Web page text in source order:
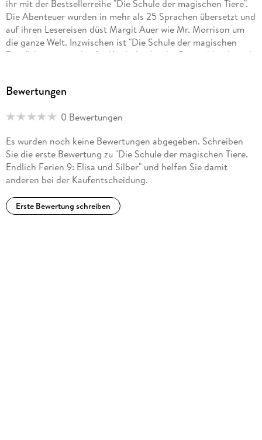
ihr mit der Bestsellerreihe "Die Schule der magischen Tiere".
Die Abenteuer wurden in mehr als 25 Sprachen übersetzt und
auf ihren Lesereisen düst Margit Auer wie Mr. Morrison um
die ganze Welt. Inzwischen ist "Die Schule der magischen
Tiere" die meistverkaufte Kinderbuchreihe Deutschlands und
Fledermaus!
malt, seit sie Stift und Pinsel halten kann. Sie lebt mit ihrer
Familie am Rhein inmitten von Weinbergen und
Kirschbaumplantagen und illustriert mit viel Begeisterung
Kinderbücher.
Igor Dolinger, Jahrgang 1989, wuchs im norddeutschen
Bewertungen
0 Bewertungen
Es wurden noch keine Bewertungen abgegeben. Schreiben
Sie die erste Bewertung zu "Die Schule der magischen Tiere.
Endlich Ferien 9: Elisa und Silber" und helfen Sie damit
anderen bei der Kaufentscheidung.
Erste Bewertung schreiben